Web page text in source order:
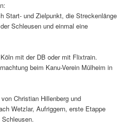
Start- und Zielpunkt, die Streckenlänge
Schleusen und einmal eine
mit der DB oder mit Flixtrain.
beim Kanu-Verein Mülheim in
Christian Hillenberg und
Wetzlar, Aufriggern, erste Etappe